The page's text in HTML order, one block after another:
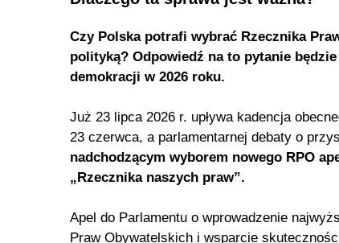
Czy Polska potrafi wybrać Rzecznika
polityką? Odpowiedź na to pytanie
demokracji w 2026 roku.
Już 23 lipca 2026 r. upływa kadencja
23 czerwca, a parlamentarnej debaty o
nadchodzącym wyborem nowego RPO
„Rzecznika naszych praw”.
Apel do Parlamentu o wprowadzenie
Praw Obywatelskich i wsparcie